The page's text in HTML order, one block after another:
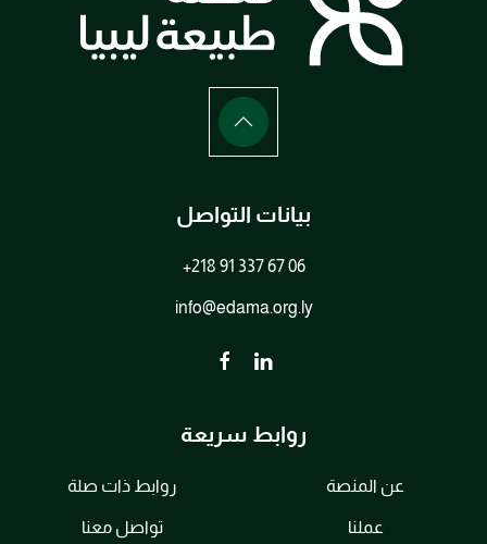
بيانات التواصل
+218 91 337 67 06
info@edama.org.ly
روابط سريعة
عن المنصة
عملنا
روابط ذات صلة
تواصل معنا